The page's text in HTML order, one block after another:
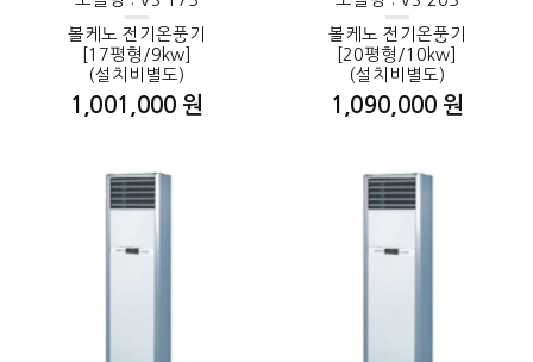
볼케노 전기온풍기
[17평형/9kw]
(설치비별도)
1,001,000 원
볼케노 전기온풍기
[20평형/10kw]
(설치비별도)
1,090,000 원